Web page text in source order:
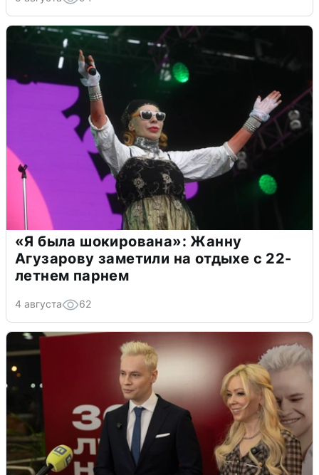
«Я была шокирована»: Жанну
Агузарову заметили на отдыхе с 22-
летнем парнем
4 августа 62